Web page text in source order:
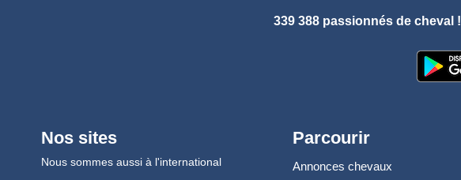
339 388 passionnés de cheval !
Nos sites
Nous sommes aussi à l'international
Parcourir
Annonces chevaux